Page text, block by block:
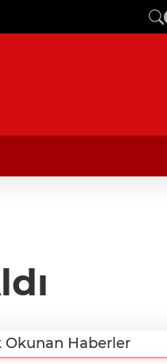
Okunan Haberler